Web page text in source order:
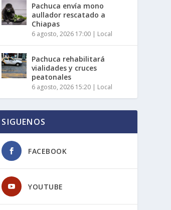
Pachuca envía mono
aullador rescatado a
Chiapas
6 agosto, 2026 17:00 | Local
Pachuca rehabilitará
vialidades y cruces
peatonales
6 agosto, 2026 15:20 | Local
SIGUENOS
FACEBOOK
YOUTUBE